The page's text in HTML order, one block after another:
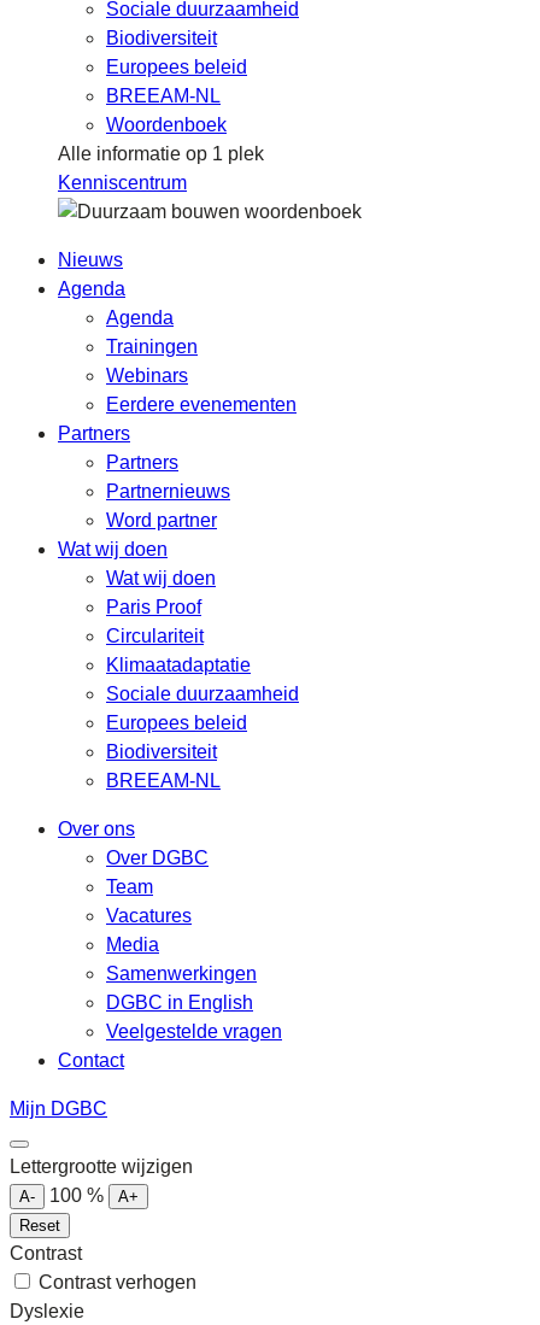
Sociale duurzaamheid
Biodiversiteit
Europees beleid
BREEAM-NL
Woordenboek
Alle informatie op 1 plek
Kenniscentrum
Nieuws
Agenda
Agenda
Trainingen
Webinars
Eerdere evenementen
Partners
Partners
Partnernieuws
Word partner
Wat wij doen
Wat wij doen
Paris Proof
Circulariteit
Klimaatadaptatie
Sociale duurzaamheid
Europees beleid
Biodiversiteit
BREEAM-NL
Over ons
Over DGBC
Team
Vacatures
Media
Samenwerkingen
DGBC in English
Veelgestelde vragen
Contact
Mijn DGBC
Lettergrootte wijzigen
A- 100 %
A+
Reset
Contrast
Contrast verhogen
Dyslexie